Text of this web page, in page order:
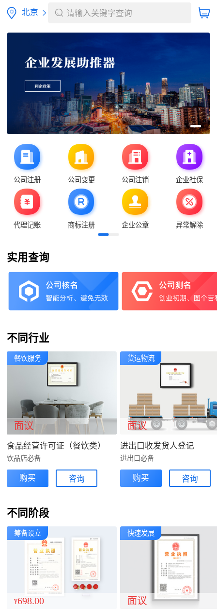
北京 请输入关键字查询
公司注册 公司变更 公司注销 企业社保
代理记账 商标注册 企业公章 异常解除
实用查询
不同行业
餐饮服务
面议
食品经营许可证（餐饮类）
饮品店必备
购买 咨询
货运物流
面议
进出口收发货人登记
进出口必备
购买 咨询
不同阶段
筹备设立
¥698.00
快速发展
面议